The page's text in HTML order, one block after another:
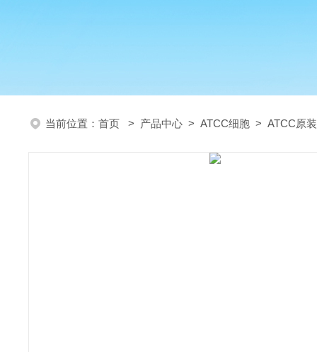
当前位置： 首页 > 产品中心 > ATCC细胞 > ATCC原